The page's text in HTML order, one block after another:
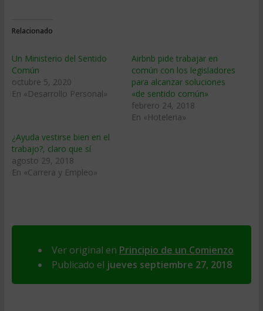
Relacionado
Un Ministerio del Sentido
Común
octubre 5, 2020
En «Desarrollo Personal»
Airbnb pide trabajar en
común con los legisladores
para alcanzar soluciones
«de sentido común»
febrero 24, 2018
En «Hoteleria»
¿Ayuda vestirse bien en el
trabajo?, claro que sí
agosto 29, 2018
En «Carrera y Empleo»
Ver original en Principio de un Comienzo
Publicado el jueves septiembre 27, 2018